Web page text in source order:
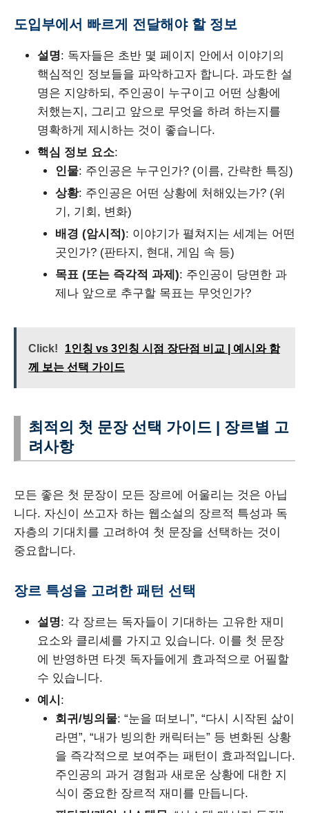
도입부에서 빠르게 전달해야 할 정보
설명: 독자들은 초반 몇 페이지 안에서 이야기의
핵심적인 정보들을 파악하고자 합니다. 과도한 설
명은 지양하되, 주인공이 누구이고 어떤 상황에
처했는지, 그리고 앞으로 무엇을 하려 하는지를
명확하게 제시하는 것이 좋습니다.
핵심 정보 요소:
인물: 주인공은 누구인가? (이름, 간략한 특징)
상황: 주인공은 어떤 상황에 처해있는가? (위
기, 기회, 변화)
배경 (암시적): 이야기가 펼쳐지는 세계는 어떤
곳인가? (판타지, 현대, 게임 속 등)
목표 (또는 즉각적 과제): 주인공이 당면한 과
제나 앞으로 추구할 목표는 무엇인가?
Click!
1인칭 vs 3인칭 시점 장단점 비교 | 예시와 함
께 보는 선택 가이드
최적의 첫 문장 선택 가이드 | 장르별 고
려사항
모든 좋은 첫 문장이 모든 장르에 어울리는 것은 아닙
니다. 자신이 쓰고자 하는 웹소설의 장르적 특성과 독
자층의 기대치를 고려하여 첫 문장을 선택하는 것이
중요합니다.
장르 특성을 고려한 패턴 선택
설명: 각 장르는 독자들이 기대하는 고유한 재미
요소와 클리셰를 가지고 있습니다. 이를 첫 문장
에 반영하면 타겟 독자들에게 효과적으로 어필할
수 있습니다.
예시 :
회귀/빙의물: “눈을 떠보니”, “다시 시작된 삶이
라면”, “내가 빙의한 캐릭터는” 등 변화된 상황
을 즉각적으로 보여주는 패턴이 효과적입니다.
주인공의 과거 경험과 새로운 상황에 대한 지
식이 중요한 장르적 재미를 만듭니다.